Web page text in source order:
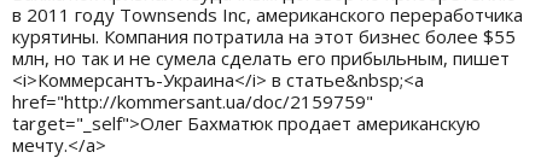
в 2011 году Townsends Inc, американского переработчика
курятины. Компания потратила на этот бизнес более $55
млн, но так и не сумела сделать его прибыльным, пишет
<i>Коммерсантъ-Украина</i> в статье&nbsp;<a
href="http://kommersant.ua/doc/2159759"
target="_self">Олег Бахматюк продает американскую
мечту.</a>